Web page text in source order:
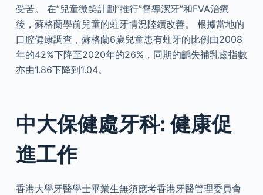
受苦。 在”兒童微笑計劃”推行”督導潔牙”和FVA治療
後，蘇格蘭學前兒童的蛀牙情況陸續改善。 根據當地的
口腔健康調查，蘇格蘭6歲兒童患有蛀牙的比例由2008
年的42%下降至2020年的26%，同期的齲失補乳齒指數
亦由1.86下降到1.04。
中大保健處牙科: 健康促
進工作
香港大學牙醫學士畢業生無須應考香港牙醫管理委員會